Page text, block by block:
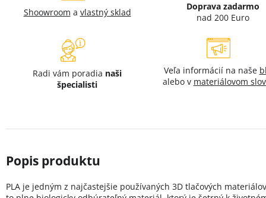
Shoowroom a vlastný sklad
Doprava zadarmo
nad 200 Euro
Radi vám poradia naši
špecialisti
Veľa informácií na naše
alebo v materiálovom
PLA je jedným z najčastejšie používaných 3D tlačových